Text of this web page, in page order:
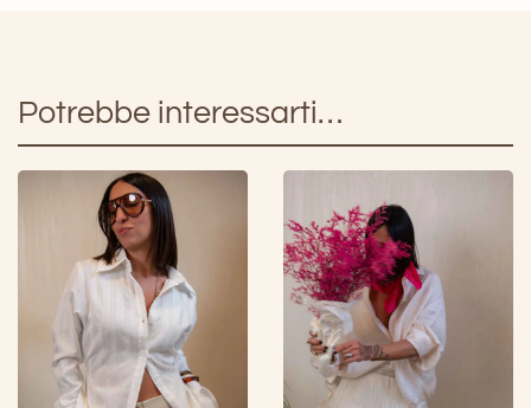
Potrebbe interessarti…